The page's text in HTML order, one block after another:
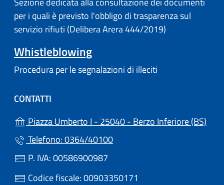
per i quali è previsto l'obbligo di trasparenza sul
servizio rifiuti (Delibera Arera 444/2019)
Whistleblowing
Procedura per le segnalazioni di illeciti
CONTATTI
Piazza Umberto I - 25040 - Berzo Inferiore (BS)
Telefono: 0364/40100
P. IVA: 00586900987
Codice fiscale: 00903350171